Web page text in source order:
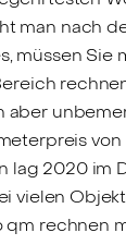
man nach
müssen Sie
aber
von
lag 2020 im
vielen
qm rechnen